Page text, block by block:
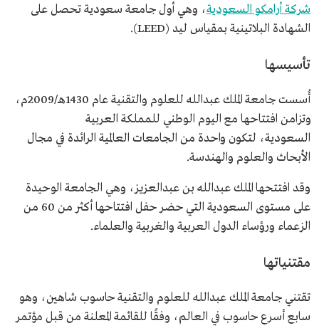
شركة أرامكو السعودية، وهي أول جامعة سعودية تحصل على
الشهادة البلاتينية بمقياس ليد (LEED).
تأسيسها
أُسست جامعة الملك عبدالله للعلوم والتقنية عام 1430هـ/2009م،
وتزامن افتتاحها مع اليوم الوطني للمملكة العربية
السعودية، لتكون واحدة من الجامعات العالمية الرائدة في مجال
الأبحاث والعلوم والهندسة.
وقد افتتحها الملك عبدالله بن عبدالعزيز، وهي الجامعة الوحيدة
على مستوى السعودية التي حضر حفل افتتاحها أكثر من 60 من
الزعماء ورؤساء الدول العربية والغربية والعلماء.
مقتنياتها
تقتني جامعة الملك عبدالله للعلوم والتقنية حاسوب شاهين، وهو
سابع أسرع حاسوب في العالم، وفقًا للقائمة المعلنة من قبل مؤتمر